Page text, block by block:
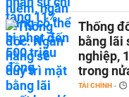
Thống
bằng lãi
nghiệp,
trong
TÀI CHÍNH -